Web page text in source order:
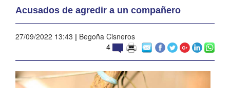
Acusados de agredir a un compañero
27/09/2022 13:43 | Begoña Cisneros
4